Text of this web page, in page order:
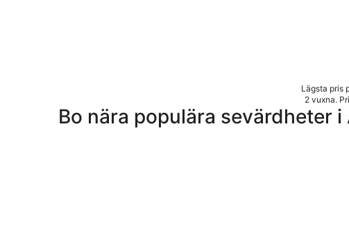
Lägsta pris
2 vuxna.
Bo nära populära sevärdheter i